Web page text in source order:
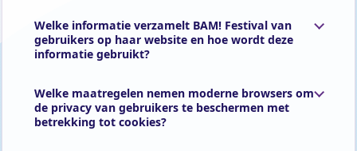
Welke informatie verzamelt BAM! Festival van
gebruikers op haar website en hoe wordt deze
informatie gebruikt?
Welke maatregelen nemen moderne browsers om
de privacy van gebruikers te beschermen met
betrekking tot cookies?